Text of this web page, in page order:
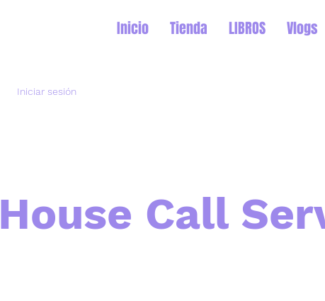
Inicio Tienda LIBROS Vlogs
Iniciar sesión
House Call